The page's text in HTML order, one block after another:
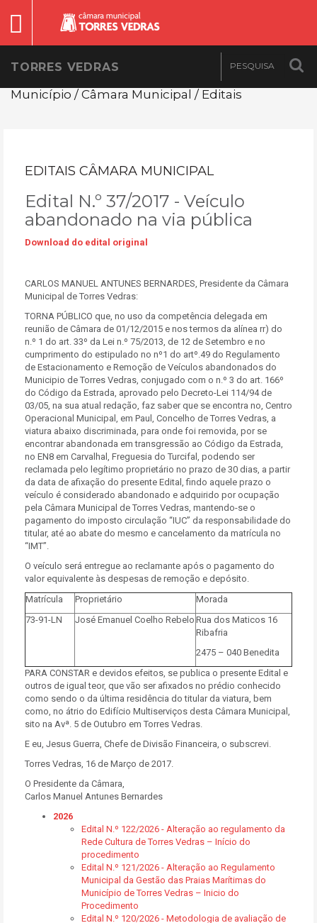
TORRES VEDRAS
Município / Câmara Municipal / Editais
EDITAIS CÂMARA MUNICIPAL
Edital N.º 37/2017 - Veículo
abandonado na via pública
Download do edital original
CARLOS MANUEL ANTUNES BERNARDES, Presidente da Câmara
Municipal de Torres Vedras:
TORNA PÚBLICO que, no uso da competência delegada em
reunião de Câmara de 01/12/2015 e nos termos da alínea rr) do
n.º 1 do art. 33º da Lei n.º 75/2013, de 12 de Setembro e no
cumprimento do estipulado no nº1 do artº.49 do Regulamento
de Estacionamento e Remoção de Veículos abandonados do
Municipio de Torres Vedras, conjugado com o n.º 3 do art. 166º
do Código da Estrada, aprovado pelo Decreto-Lei 114/94 de
03/05, na sua atual redação, faz saber que se encontra no, Centro
Operacional Municipal, em Paul, Concelho de Torres Vedras, a
viatura abaixo discriminada, para onde foi removida, por se
encontrar abandonada em transgressão ao Código da Estrada,
no EN8 em Carvalhal, Freguesia do Turcifal, podendo ser
reclamada pelo legítimo proprietário no prazo de 30 dias, a partir
da data de afixação do presente Edital, findo aquele prazo o
veículo é considerado abandonado e adquirido por ocupação
pela Câmara Municipal de Torres Vedras, mantendo-se o
pagamento do imposto circulação “IUC” da responsabilidade do
titular, até ao abate do mesmo e cancelamento da matrícula no
“IMT”.
O veículo será entregue ao reclamante após o pagamento do
valor equivalente às despesas de remoção e depósito.
Matrícula
Proprietário
Morada
73-91-LN
José Emanuel Coelho Rebelo Rua dos Maticos 16
Ribafria
2475 – 040 Benedita
PARA CONSTAR e devidos efeitos, se publica o presente Edital e
outros de igual teor, que vão ser afixados no prédio conhecido
como sendo o da última residência do titular da viatura, bem
como, no átrio do Edifício Multiserviços desta Câmara Municipal,
sito na Avª. 5 de Outubro em Torres Vedras.
E eu, Jesus Guerra, Chefe de Divisão Financeira, o subscrevi.
Torres Vedras, 16 de Março de 2017.
O Presidente da Câmara,
Carlos Manuel Antunes Bernardes
2026
Edital N.º 122/2026 - Alteração ao regulamento da
Rede Cultura de Torres Vedras – Início do
procedimento
Edital N.º 121/2026 - Alteração ao Regulamento
Municipal da Gestão das Praias Marítimas do
Município de Torres Vedras – Inicio do
Procedimento
Edital N.º 120/2026 - Metodologia de avaliação de